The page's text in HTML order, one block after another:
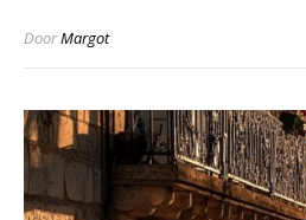
DoorMargot